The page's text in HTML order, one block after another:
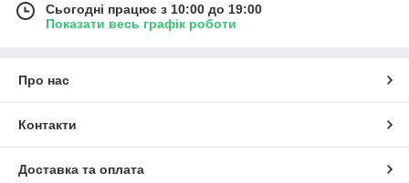
Сьогодні працює з 10:00 до 19:00
Показати весь графік роботи
Про нас
Контакти
Доставка та оплата